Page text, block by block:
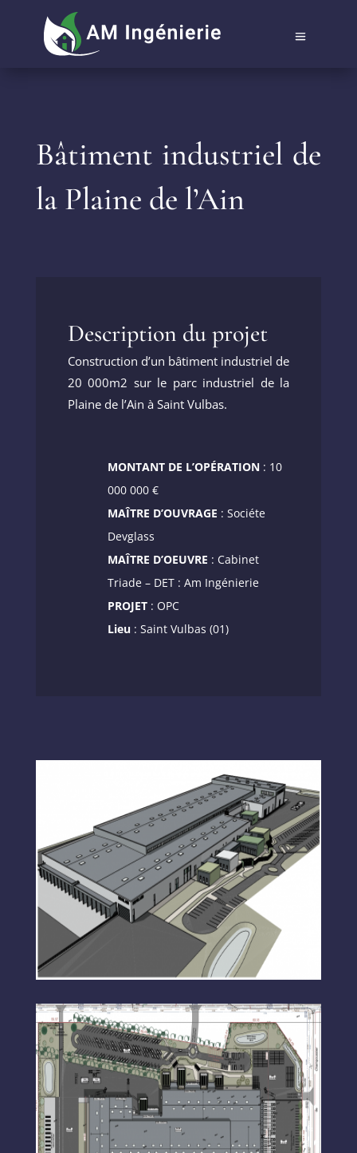
Bâtiment industriel de
la Plaine de l’Ain
Description du projet
Construction d’un bâtiment industriel de
20 000m2 sur le parc industriel de la
Plaine de l’Ain à Saint Vulbas.
MONTANT DE L’OPÉRATION: 10
000 000 €
MAÎTRE D’OUVRAGE : Sociéte
Devglass
MAÎTRE D’OEUVRE : Cabinet
Triade – DET : Am Ingénierie
PROJET: OPC
Lieu : Saint Vulbas (01)